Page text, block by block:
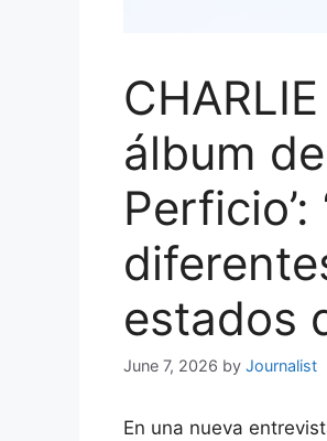
álbum
estados
June 7, 2026 by Journalist
En una nueva